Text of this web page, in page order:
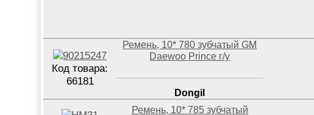
Код товара:
66181
Ремень, 10* 780 зубчатый GM
Daewoo Prince г/у
Dongil
Ремень, 10* 785 зубчатый